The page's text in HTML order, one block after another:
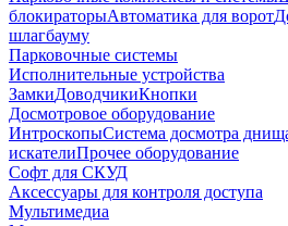
блокираторыАвтоматика для ворот
шлагбауму
Парковочные системы
Исполнительные устройства
ЗамкиДоводчикиКнопки
Досмотровое оборудование
ИнтроскопыСистема досмотра
искателиПрочее оборудование
Софт для СКУД
Аксессуары для контроля доступа
Мультимедиа